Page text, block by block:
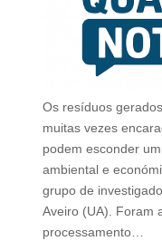
Os resíduos
muitas vezes
podem esconder
ambiental e
grupo de
Aveiro (UA). Foram
processamento…